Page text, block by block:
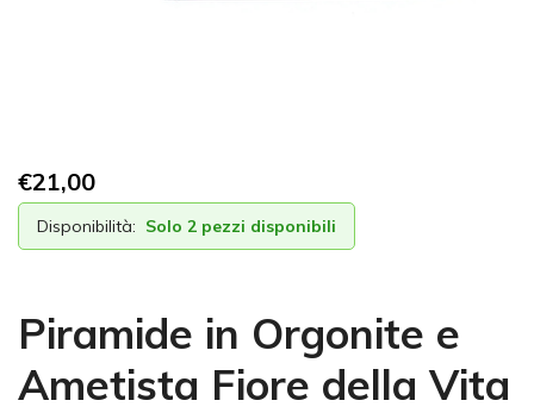
€21,00
Disponibilità: Solo 2 pezzi disponibili
Piramide in Orgonite e
Ametista Fiore della Vita